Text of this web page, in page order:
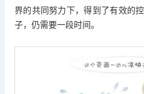
界的共同努力下，得到了有效的
子，仍需要一段时间。